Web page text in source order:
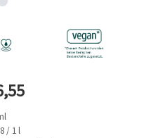
Preis
/ 1 l